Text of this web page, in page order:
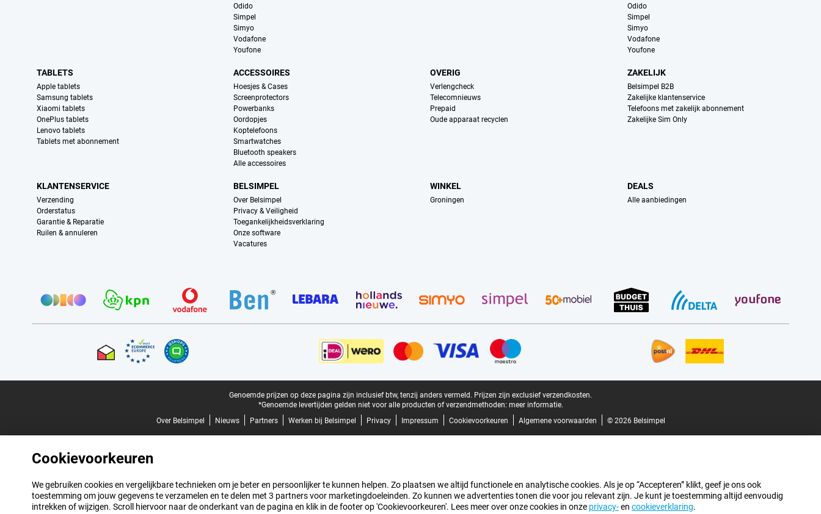
Odido
Simpel
Simyo
Vodafone
Youfone
Odido
Simpel
Simyo
Vodafone
Youfone
TABLETS
Apple tablets
Samsung tablets
Xiaomi tablets
OnePlus tablets
Lenovo tablets
Tablets met abonnement
ACCESSOIRES
Hoesjes & Cases
Screenprotectors
Powerbanks
Oordopjes
Koptelefoons
Smartwatches
Bluetooth speakers
Alle accessoires
OVERIG
Verlengcheck
Telecomnieuws
Prepaid
Oude apparaat recyclen
ZAKELIJK
Belsimpel B2B
Zakelijke klantenservice
Telefoons met zakelijk abonnement
Zakelijke Sim Only
KLANTENSERVICE
Verzending
Orderstatus
Garantie & Reparatie
Ruilen & annuleren
BELSIMPEL
Over Belsimpel
Privacy & Veiligheid
Toegankelijkheidsverklaring
Onze software
Vacatures
WINKEL
Groningen
DEALS
Alle aanbiedingen
Genoemde prijzen op deze pagina zijn inclusief btw, tenzij anders vermeld. Prijzen zijn exclusief verzendkosten.
*Genoemde levertijden gelden niet voor alle producten of verzendmethoden: meer informatie.
Over Belsimpel
Nieuws Partners Werken bij Belsimpel Privacy Impressum Cookievoorkeuren Algemene voorwaarden © 2026 Belsimpel
Cookievoorkeuren
We gebruiken cookies en vergelijkbare technieken om je beter en persoonlijker te kunnen helpen. Zo plaatsen we altijd functionele en analytische cookies. Als je op “Accepteren” klikt, geef je ons ook
toestemming om jouw gegevens te verzamelen en te delen met 3 partners voor marketingdoeleinden. Zo kunnen we advertenties tonen die voor jou relevant zijn. Je kunt je toestemming altijd eenvoudig
intrekken of wijzigen. Scroll hiervoor naar de onderkant van de pagina en klik in de footer op 'Cookievoorkeuren'. Lees meer over onze cookies in onze privacy-en cookieverklaring.